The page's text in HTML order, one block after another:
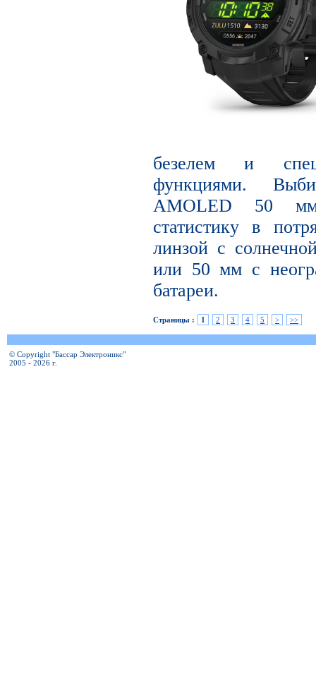
безелем и
функциями.
AMOLED 50
статистику в
линзой с
или 50 мм с
батареи.
Страницы : 1 2 3 4 5 > >>
© Copyright "Бассар Электроникс"
2005 - 2026 г.